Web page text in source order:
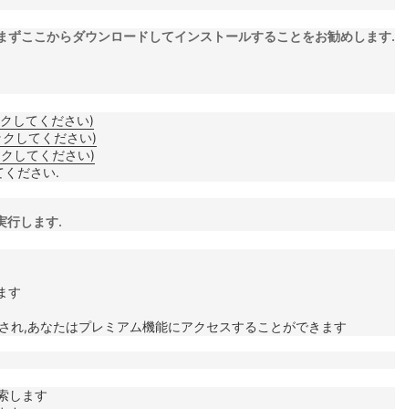
ここからダウンロードしてインストールすることをお勧めします.
してください)
してください)
してください)
ください.
行します.
す
,あなたはプレミアム機能にアクセスすることができます
します